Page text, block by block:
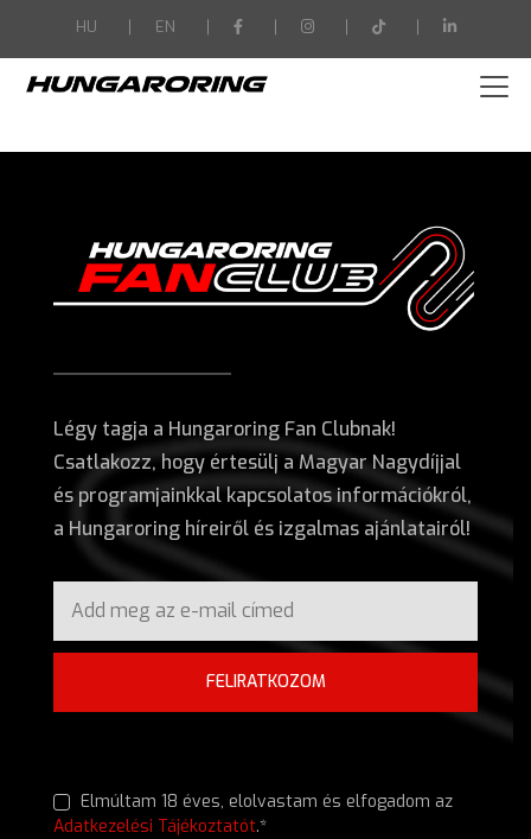
HU EN
Légy tagja a Hungaroring Fan Clubnak!
Csatlakozz, hogy értesülj a Magyar Nagydíjjal
és programjainkkal kapcsolatos információkról,
a Hungaroring híreiről és izgalmas ajánlatairól!
FELIRATKOZOM
Elmúltam 18 éves, elolvastam és elfogadom az
Adatkezelési Tájékoztatót.*